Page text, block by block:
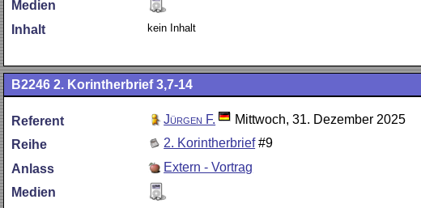
Medien
Inhalt
kein Inhalt
B2246 2. Korintherbrief 3,7-14
Referent Jürgen F.
Mittwoch, 31. Dezember 2025
Reihe
2. Korintherbrief#9
Anlass
Extern - Vortrag
Medien